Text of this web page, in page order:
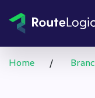
Home /